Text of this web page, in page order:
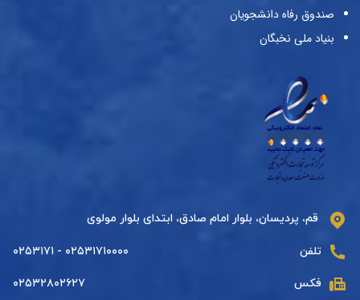
صندوق رفاه دانشجویان
بنیاد ملی نخبگان
قم، پردیسان، بلوار امام صادق، ابتدای بلوار مولوی
تلفن ۰۲۵۳۱۷۱۰۰۰۰ - ۰۲۵۳۱۷۱
فکس ۰۲۵۳۲۸۰۲۶۲۷